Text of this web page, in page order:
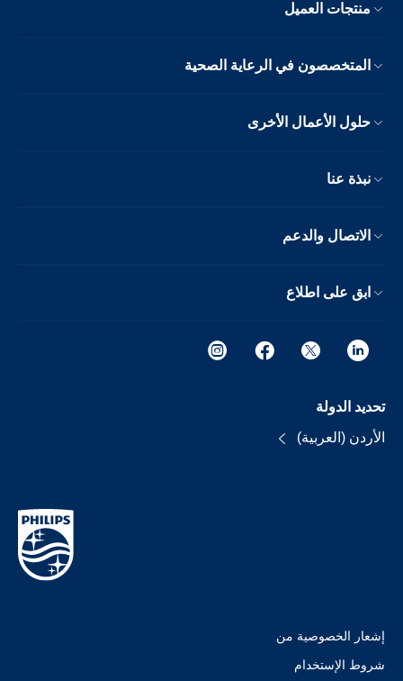
منتجات العميل
المتخصصون في الرعاية الصحية
حلول الأعمال الأخرى
نبذة عنا
الاتصال والدعم
ابق على اطلاع
تحديد الدولة
الأردن (العربية)
إشعار الخصوصية من
شروط الإستخدام